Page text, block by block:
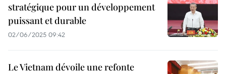
stratégique pour un développement
puissant et durable
02/06/2025 09:42
Le Vietnam dévoile une refonte